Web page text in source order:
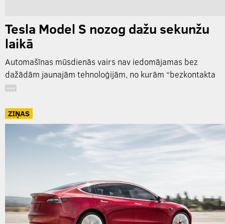
Tesla Model S nozog dažu sekunžu
laikā
Automašīnas mūsdienās vairs nav iedomājamas bez
dažādām jaunajām tehnoloģijām, no kurām “bezkontakta
…
ZIŅAS